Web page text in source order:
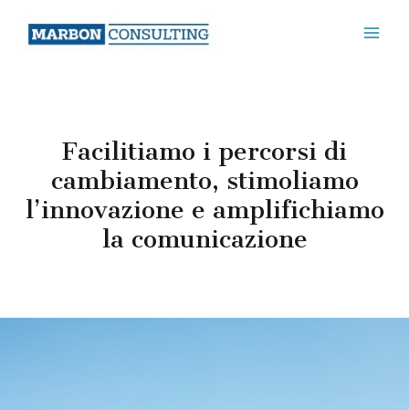
Facilitiamo i percorsi di
cambiamento, stimoliamo
l’innovazione e amplifichiamo
la comunicazione